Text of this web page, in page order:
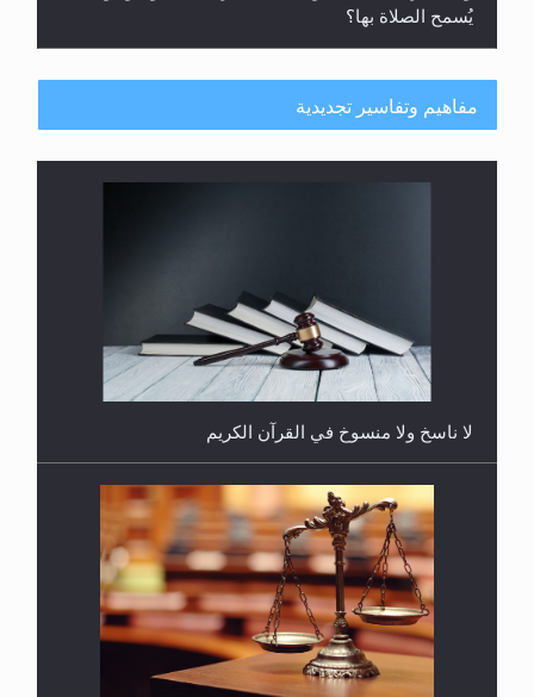
يُسمح الصلاة بها؟
هل يُحسب حول الزكاة وفق السنة الميلادية أو الهجرية؟
هل يجوز فتح مشروع كوافير نسائي للمحجبات وغير
المحجبات؟
مفاهيم وتفاسير تجديدية
لا ناسخ ولا منسوخ في القرآن الكريم